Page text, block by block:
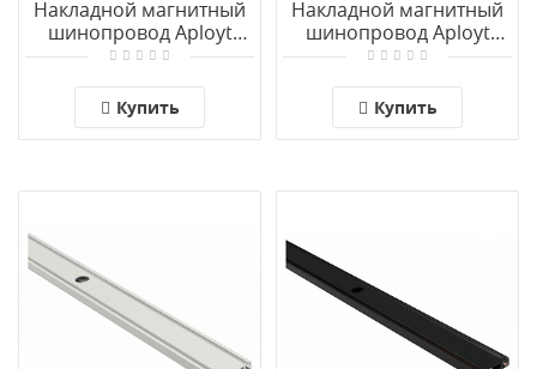
Накладной магнитный
шинопровод Aployt
Magnetic track 48
Купить
Накладной магнитный
шинопровод Aployt
Magnetic track 48
Купить